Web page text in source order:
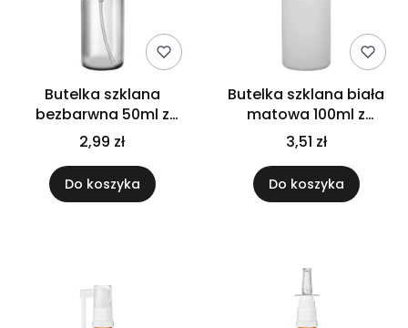
Butelka szklana
bezbarwna 50ml z
atomizerem srebrnym
2,99 zł
Do koszyka
Butelka szklana biała
matowa 100ml z
atomizerem złotym
3,51 zł
Do koszyka